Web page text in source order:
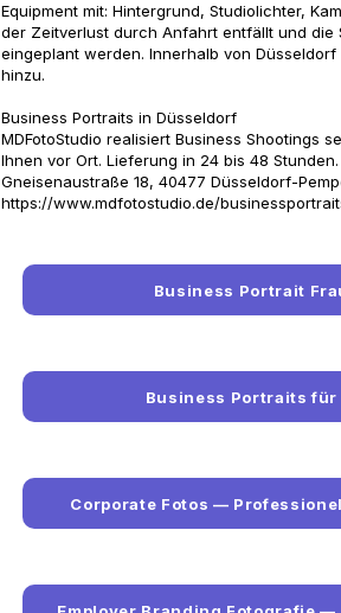
Equipment mit: Hintergrund, Studiolichter,
der Zeitverlust durch Anfahrt entfällt und die
eingeplant werden. Innerhalb von
hinzu.
Business Portraits in Düsseldorf
MDFotoStudio realisiert Business Shootings
Ihnen vor Ort. Lieferung in 24 bis 48 Stunden.
Gneisenaustraße 18, 40477 Düsseldorf-
https://www.mdfotostudio.de/
Business Portrait
Business Portraits
Corporate Fotos —